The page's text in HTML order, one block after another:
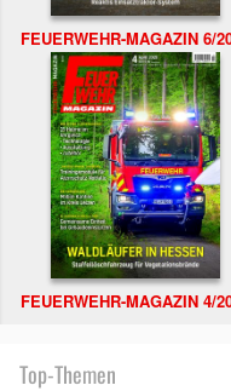
FEUERWEHR-MAGAZIN 6/
FEUERWEHR-MAGAZIN 4/
Top-Themen